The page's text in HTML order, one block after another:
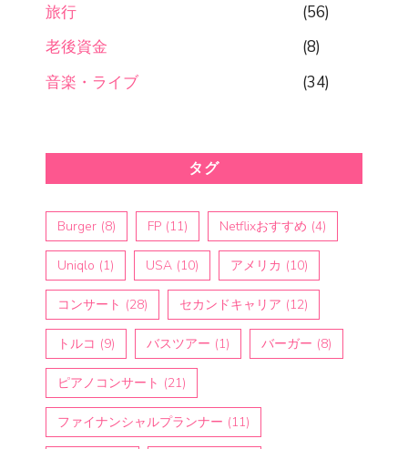
旅行
(56)
老後資金
(8)
音楽・ライブ
(34)
タグ
Burger (8) FP (11) Netflixおすすめ (4)
Uniqlo (1) USA (10) アメリカ (10)
コンサート (28) セカンドキャリア (12)
トルコ (9) バスツアー (1) バーガー (8)
ピアノコンサート (21)
ファイナンシャルプランナー (11)